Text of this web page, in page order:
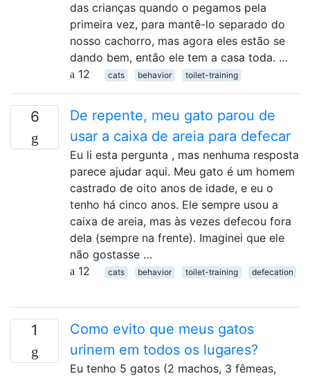
das crianças quando o pegamos pela
primeira vez, para mantê-lo separado do
nosso cachorro, mas agora eles estão se
dando bem, então ele tem a casa toda. …
12
cats behavior toilet-training
6
De repente, meu gato parou de
usar a caixa de areia para defecar
Eu li esta pergunta , mas nenhuma resposta
parece ajudar aqui. Meu gato é um homem
castrado de oito anos de idade, e eu o
tenho há cinco anos. Ele sempre usou a
caixa de areia, mas às vezes defecou fora
dela (sempre na frente). Imaginei que ele
não gostasse …
12
cats behavior toilet-training defecation
1
Como evito que meus gatos
urinem em todos os lugares?
Eu tenho 5 gatos (2 machos, 3 fêmeas,